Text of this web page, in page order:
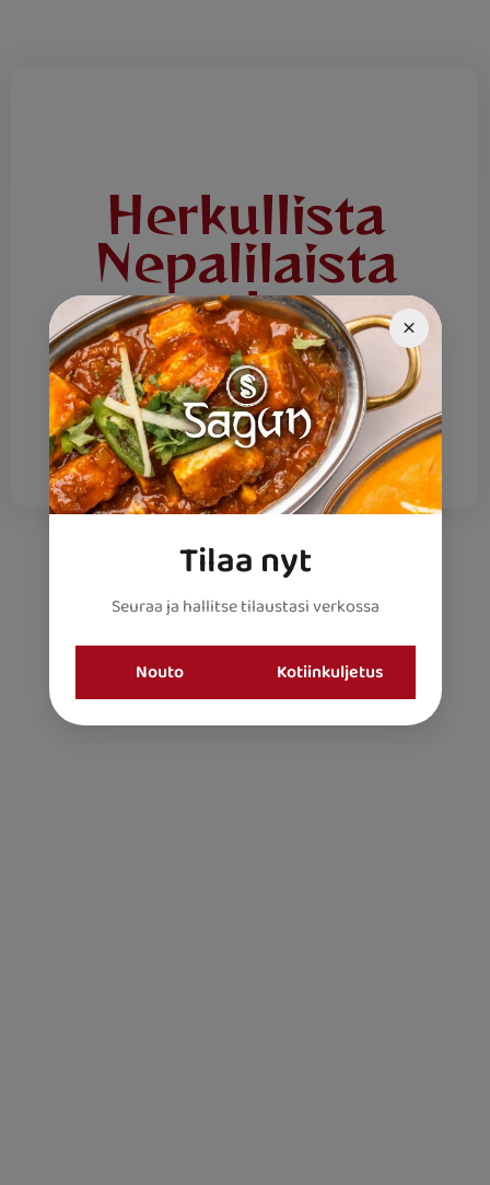
Herkullista
Nepalilaista
ruokaa
Tervetuloa Ravintola Saguniin! Tarjoamme
herkullista Nepalilaista ruokaa joka päivä.
Lounaslista